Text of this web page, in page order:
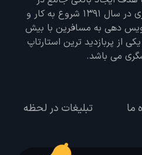
ایجاد بانکی جامع در
تمامی زمینه های گردشگری در سال 1391 شروع به کار و
سال سرویس دهی به مسافرین با بیش
از پربازدید ترین استارتاپ
می باشد.
ما تبلیغات در لحظه